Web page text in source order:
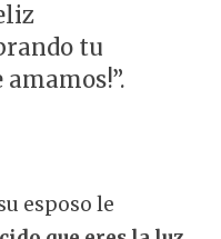
tu
amamos!”.
esposo le